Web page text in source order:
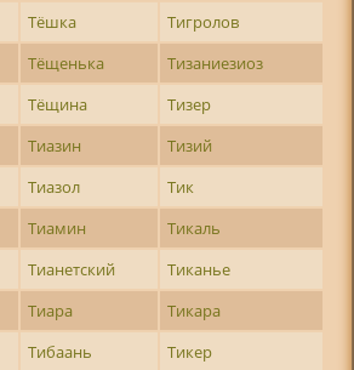
Тёшка
Тигролов
Тёщенька
Тизаниезиоз
Тёщина
Тизер
Тиазин
Тизий
Тиазол
Тик
Тиамин
Тикаль
Тианетский
Тиканье
Тиара
Тикара
Тибаань
Тикер